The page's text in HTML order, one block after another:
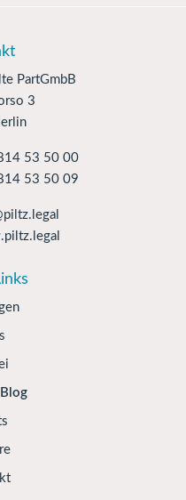
PartGmbB
3
53 50 00
53 50 09